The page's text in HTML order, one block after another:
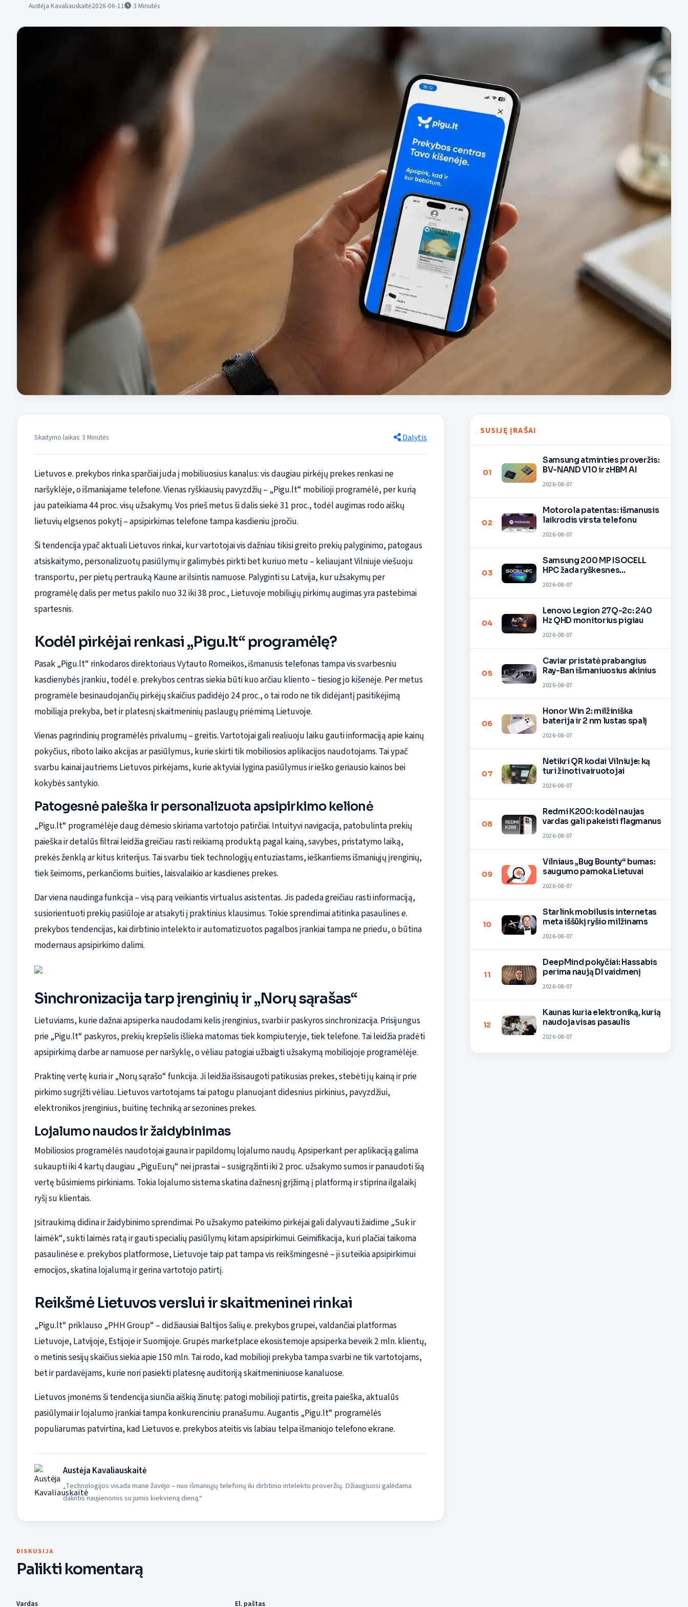
Austėja Kavaliauskaitė2026-06-11 3 Minutės
Skaitymo laikas: 3 Minutės Dalytis
Lietuvos e. prekybos rinka sparčiai juda į mobiliuosius kanalus: vis daugiau pirkėjų prekes renkasi ne
naršyklėje, o išmaniajame telefone. Vienas ryškiausių pavyzdžių – „Pigu.lt“ mobilioji programėlė, per kurią
jau pateikiama 44 proc. visų užsakymų. Vos prieš metus ši dalis siekė 31 proc., todėl augimas rodo aiškų
lietuvių elgsenos pokytį – apsipirkimas telefone tampa kasdieniu įpročiu.
Ši tendencija ypač aktuali Lietuvos rinkai, kur vartotojai vis dažniau tikisi greito prekių palyginimo, patogaus
atsiskaitymo, personalizuotų pasiūlymų ir galimybės pirkti bet kuriuo metu – keliaujant Vilniuje viešuoju
transportu, per pietų pertrauką Kaune ar ilsintis namuose. Palyginti su Latvija, kur užsakymų per
programėlę dalis per metus pakilo nuo 32 iki 38 proc., Lietuvoje mobiliųjų pirkimų augimas yra pastebimai
spartesnis.
Kodėl pirkėjai renkasi „Pigu.lt“ programėlę?
Pasak „Pigu.lt“ rinkodaros direktoriaus Vytauto Romeikos, išmanusis telefonas tampa vis svarbesniu
kasdienybės įrankiu, todėl e. prekybos centras siekia būti kuo arčiau kliento – tiesiog jo kišenėje. Per metus
programėle besinaudojančių pirkėjų skaičius padidėjo 24 proc., o tai rodo ne tik didėjantį pasitikėjimą
mobiliąja prekyba, bet ir platesnį skaitmeninių paslaugų priėmimą Lietuvoje.
Vienas pagrindinių programėlės privalumų – greitis. Vartotojai gali realiuoju laiku gauti informaciją apie kainų
pokyčius, riboto laiko akcijas ar pasiūlymus, kurie skirti tik mobiliosios aplikacijos naudotojams. Tai ypač
svarbu kainai jautriems Lietuvos pirkėjams, kurie aktyviai lygina pasiūlymus ir ieško geriausio kainos bei
kokybės santykio.
Patogesnė paieška ir personalizuota apsipirkimo kelionė
„Pigu.lt“ programėlėje daug dėmesio skiriama vartotojo patirčiai. Intuityvi navigacija, patobulinta prekių
paieška ir detalūs filtrai leidžia greičiau rasti reikiamą produktą pagal kainą, savybes, pristatymo laiką,
prekės ženklą ar kitus kriterijus. Tai svarbu tiek technologijų entuziastams, ieškantiems išmaniųjų įrenginių,
tiek šeimoms, perkančioms buities, laisvalaikio ar kasdienes prekes.
Dar viena naudinga funkcija – visą parą veikiantis virtualus asistentas. Jis padeda greičiau rasti informaciją,
susiorientuoti prekių pasiūloje ar atsakyti į praktinius klausimus. Tokie sprendimai atitinka pasaulines e.
prekybos tendencijas, kai dirbtinio intelekto ir automatizuotos pagalbos įrankiai tampa ne priedu, o būtina
modernaus apsipirkimo dalimi.
Sinchronizacija tarp įrenginių ir „Norų sąrašas“
Lietuviams, kurie dažnai apsiperka naudodami kelis įrenginius, svarbi ir paskyros sinchronizacija. Prisijungus
prie „Pigu.lt“ paskyros, prekių krepšelis išlieka matomas tiek kompiuteryje, tiek telefone. Tai leidžia pradėti
apsipirkimą darbe ar namuose per naršyklę, o vėliau patogiai užbaigti užsakymą mobiliojoje programėlėje.
Praktinę vertę kuria ir „Norų sąrašo“ funkcija. Ji leidžia išsisaugoti patikusias prekes, stebėti jų kainą ir prie
pirkimo sugrįžti vėliau. Lietuvos vartotojams tai patogu planuojant didesnius pirkinius, pavyzdžiui,
elektronikos įrenginius, buitinę techniką ar sezonines prekes.
Lojalumo naudos ir žaidybinimas
Mobiliosios programėlės naudotojai gauna ir papildomų lojalumo naudų. Apsiperkant per aplikaciją galima
sukaupti iki 4 kartų daugiau „PiguEurų“ nei įprastai – susigrąžinti iki 2 proc. užsakymo sumos ir panaudoti šią
vertę būsimiems pirkiniams. Tokia lojalumo sistema skatina dažnesnį grįžimą į platformą ir stiprina ilgalaikį
ryšį su klientais.
Įsitraukimą didina ir žaidybinimo sprendimai. Po užsakymo pateikimo pirkėjai gali dalyvauti žaidime „Suk ir
laimėk“, sukti laimės ratą ir gauti specialių pasiūlymų kitam apsipirkimui. Geimifikacija, kuri plačiai taikoma
pasaulinėse e. prekybos platformose, Lietuvoje taip pat tampa vis reikšmingesnė – ji suteikia apsipirkimui
emocijos, skatina lojalumą ir gerina vartotojo patirtį.
Reikšmė Lietuvos verslui ir skaitmeninei rinkai
„Pigu.lt“ priklauso „PHH Group“ – didžiausiai Baltijos šalių e. prekybos grupei, valdančiai platformas
Lietuvoje, Latvijoje, Estijoje ir Suomijoje. Grupės marketplace ekosistemoje apsiperka beveik 2 mln. klientų,
o metinis sesijų skaičius siekia apie 150 mln. Tai rodo, kad mobilioji prekyba tampa svarbi ne tik vartotojams,
bet ir pardavėjams, kurie nori pasiekti platesnę auditoriją skaitmeniniuose kanaluose.
Lietuvos įmonėms ši tendencija siunčia aiškią žinutę: patogi mobilioji patirtis, greita paieška, aktualūs
pasiūlymai ir lojalumo įrankiai tampa konkurenciniu pranašumu. Augantis „Pigu.lt“ programėlės
populiarumas patvirtina, kad Lietuvos e. prekybos ateitis vis labiau telpa išmaniojo telefono ekrane.
Austėja Kavaliauskaitė
„Technologijos visada mane žavėjo – nuo išmaniųjų telefonų iki dirbtinio intelekto proveržių. Džiaugiuosi galėdama
dalintis naujienomis su jumis kiekvieną dieną.“
DISKUSIJA
Palikti komentarą
Vardas El. paštas
SUSIJĘ ĮRAŠAI
01
Samsung atminties proveržis:
BV-NAND V10 ir zHBM AI
2026-08-07
02
Motorola patentas: išmanusis
laikrodis virsta telefonu
2026-08-07
03
Samsung 200 MP ISOCELL
HPC žada ryškesnes
2026-08-07
04
Lenovo Legion 27Q-2c: 240
Hz QHD monitorius pigiau
2026-08-07
05
Caviar pristatė prabangius
Ray-Ban išmaniuosius akinius
2026-08-07
06
Honor Win 2: milžiniška
baterija ir 2 nm lustas spalį
2026-08-07
07
Netikri QR kodai Vilniuje: ką
turi žinoti vairuotojai
2026-08-07
08
Redmi K200: kodėl naujas
vardas gali pakeisti flagmanus
2026-08-07
09
Vilniaus „Bug Bounty“ bumas:
saugumo pamoka Lietuvai
2026-08-07
10
Starlink mobilusis internetas
meta iššūkį ryšio milžinams
2026-08-07
11
DeepMind pokyčiai: Hassabis
perima naują DI vaidmenį
2026-08-07
12
Kaunas kuria elektroniką, kurią
naudoja visas pasaulis
2026-08-07